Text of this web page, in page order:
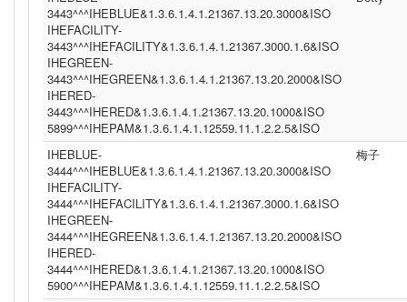
3443^^^IHEBLUE&1.3.6.1.4.1.21367.13.20.3000&ISO
IHEFACILITY-
3443^^^IHEFACILITY&1.3.6.1.4.1.21367.3000.1.6&ISO
IHEGREEN-
3443^^^IHEGREEN&1.3.6.1.4.1.21367.13.20.2000&ISO
IHERED-
3443^^^IHERED&1.3.6.1.4.1.21367.13.20.1000&ISO
5899^^^IHEPAM&1.3.6.1.4.1.12559.11.1.2.2.5&ISO
IHEBLUE-
3444^^^IHEBLUE&1.3.6.1.4.1.21367.13.20.3000&ISO
IHEFACILITY-
3444^^^IHEFACILITY&1.3.6.1.4.1.21367.3000.1.6&ISO
IHEGREEN-
3444^^^IHEGREEN&1.3.6.1.4.1.21367.13.20.2000&ISO
IHERED-
3444^^^IHERED&1.3.6.1.4.1.21367.13.20.1000&ISO
5900^^^IHEPAM&1.3.6.1.4.1.12559.11.1.2.2.5&ISO
梅子